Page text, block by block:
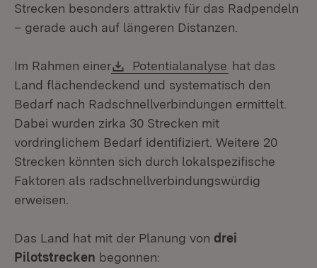
Strecken besonders attraktiv für das Radpendeln
– gerade auch auf längeren Distanzen.
Im Rahmen einer Download:
Potentialanalyse (Öffnet in
hat das
Land flächendeckend und systematisch den
Bedarf nach Radschnellverbindungen ermittelt.
Dabei wurden zirka 30 Strecken mit
vordringlichem Bedarf identifiziert. Weitere 20
Strecken könnten sich durch lokalspezifische
Faktoren als radschnellverbindungswürdig
erweisen.
Das Land hat mit der Planung von drei
Pilotstrecken begonnen: